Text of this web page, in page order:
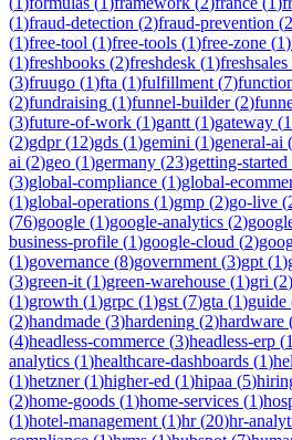
(1)fraud-detection (2)fraud-prevention (2
(1)free-tool (1)free-tools (1)free-zone (1)
(1)freshbooks (2)freshdesk (1)freshsales
(3)fruugo (1)fta (1)fulfillment (7)
(2)fundraising (1)funnel-builder(2)
(3)future-of-work (1)gantt (1)gateway (1
(2)gdpr(12)gds (1)gemini (1)general-ai (
ai (2)geo (1)germany (23)getting-started
(3)global-compliance (1)global-
(1)global-operations (1)gmp (2)go-live (
(76)google (1)google-analytics (2)
business-profile (1)google-cloud (2)
(1)governance (8)government (3)gpt (1)
(3)green-it (1)green-warehouse (1)gri (2)
(1)growth (1)grpc (1)gst (7)gta (1)guide
(2)handmade (3)hardening (2)hardware
(4)headless-commerce (3)headless-erp (1
analytics (1)healthcare-dashboards (1)
(1)hetzner(1)higher-ed (1)hipaa (5)
(2)home-goods (1)home-services (1)
(1)hotel-management (1)hr(20)hr-